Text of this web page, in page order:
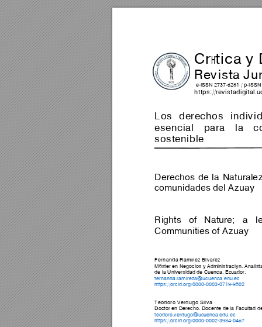
Crítica y
Revista
e-ISSN 2737-6281 / p-
https://revistadig
Los derechos
esencial
para la
sostenible
Derechos de la Naturale
comunidades del Azuay
Rights of Nature; a
Communities of Azuay
Fernanda Ramírez Álvarez
Máster en Negocios y Administración.
de la Universidad de Cuenca. Ecuador.
fernanda.ramireza@ucuenca.edu.ec
https://orcid.org/0000-0003-0719-9502
Teodoro Verdugo Silva
Doctor en Derecho. Docente de la Facultad
teodoro.verdugo@ucuenca.edu.ec
https://orcid.org/0000-0002-3984-0467